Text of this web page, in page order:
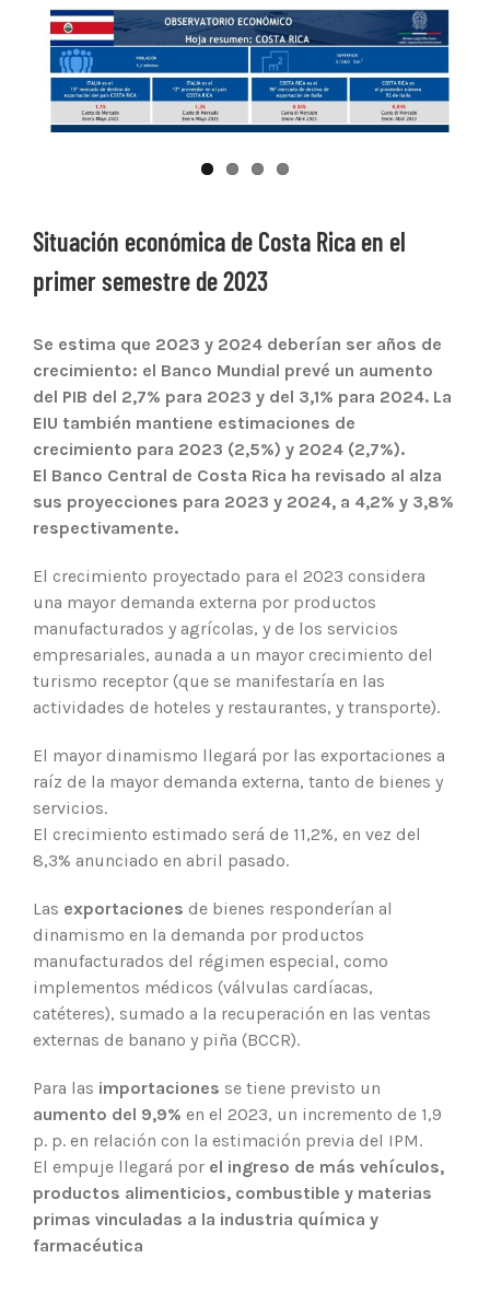
Ver
imagen
más
grande
Situación económica de Costa Rica en el
primer semestre de 2023
Se estima que 2023 y 2024 deberían ser años de
crecimiento: el Banco Mundial prevé un aumento
del PIB del 2,7% para 2023 y del 3,1% para 2024. La
EIU también mantiene estimaciones de
crecimiento para 2023 (2,5%) y 2024 (2,7%).
El Banco Central de Costa Rica ha revisado al alza
sus proyecciones para 2023 y 2024, a 4,2% y 3,8%
respectivamente.
El crecimiento proyectado para el 2023 considera
una mayor demanda externa por productos
manufacturados y agrícolas, y de los servicios
empresariales, aunada a un mayor crecimiento del
turismo receptor (que se manifestaría en las
actividades de hoteles y restaurantes, y transporte).
El mayor dinamismo llegará por las exportaciones a
raíz de la mayor demanda externa, tanto de bienes y
servicios.
El crecimiento estimado será de 11,2%, en vez del
8,3% anunciado en abril pasado.
Las exportaciones de bienes responderían al
dinamismo en la demanda por productos
manufacturados del régimen especial, como
implementos médicos (válvulas cardíacas,
catéteres), sumado a la recuperación en las ventas
externas de banano y piña (BCCR).
Para las importaciones se tiene previsto un
aumento del 9,9% en el 2023, un incremento de 1,9
p. p. en relación con la estimación previa del IPM.
El empuje llegará por el ingreso de más vehículos,
productos alimenticios, combustible y materias
primas vinculadas a la industria química y
farmacéutica